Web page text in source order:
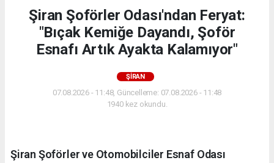
Şiran Şoförler Odası'ndan Feryat:
"Bıçak Kemiğe Dayandı, Şoför
Esnafı Artık Ayakta Kalamıyor"
ŞİRAN
07.08.2026 - 11:48, Güncelleme: 07.08.2026 - 11:48
1940 kez okundu.
Şiran Şoförler ve Otomobilciler Esnaf Odası